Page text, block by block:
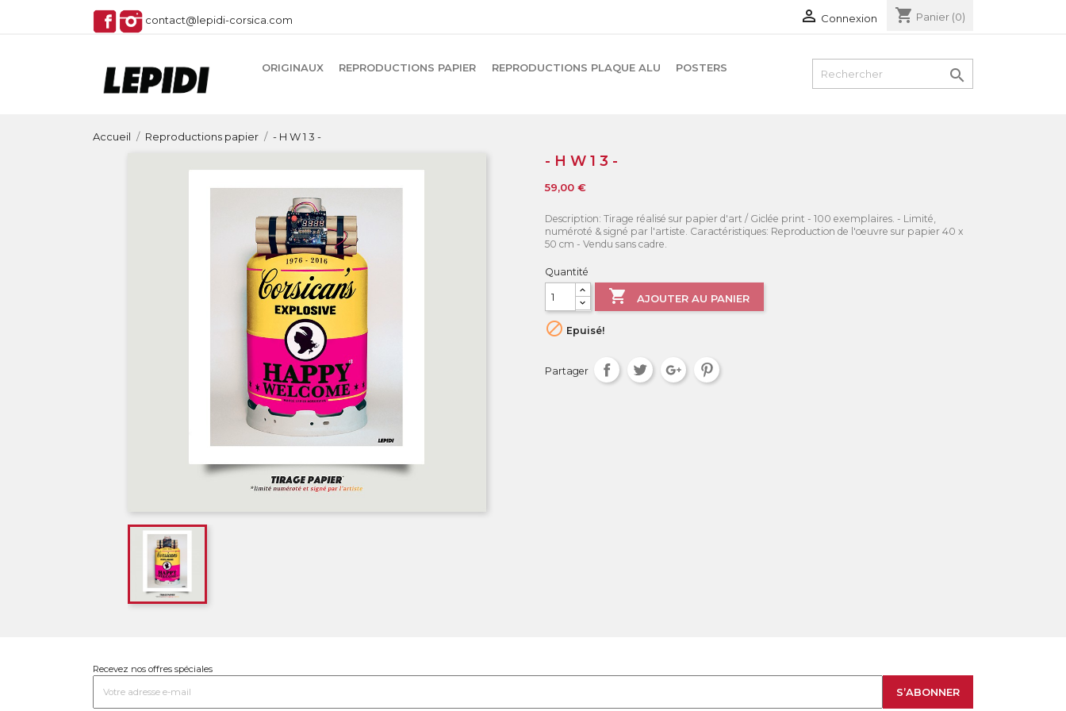
contact@lepidi-corsica.com  Connexion shopping_cart Panier (0)
ORIGINAUX REPRODUCTIONS PAPIER REPRODUCTIONS PLAQUE ALU POSTERS 
Accueil Reproductions papier - H W 1 3 -
- H W 1 3 -
59,00 €
Description: Tirage réalisé sur papier d'art / Giclée print - 100 exemplaires. - Limité,
numéroté & signé par l'artiste. Caractéristiques: Reproduction de l'oeuvre sur papier 40 x
50 cm - Vendu sans cadre.
Quantité
 AJOUTER AU PANIER
 Epuisé!
Partager
Recevez nos offres spéciales